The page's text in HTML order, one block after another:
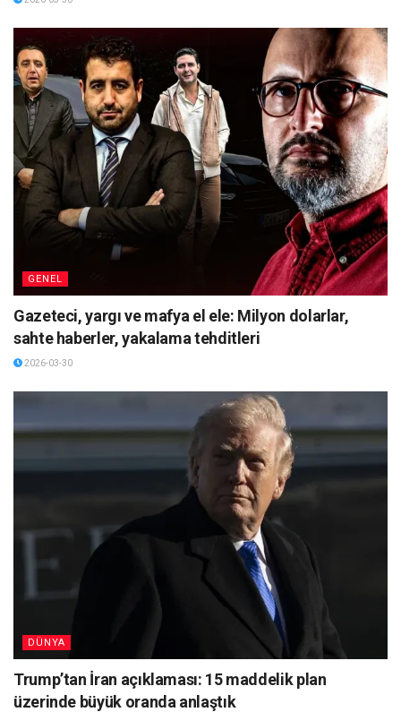
GENEL
Gazeteci, yargı ve mafya el ele: Milyon dolarlar,
sahte haberler, yakalama tehditleri
2026-03-30
DÜNYA
Trump’tan İran açıklaması: 15 maddelik plan
üzerinde büyük oranda anlaştık